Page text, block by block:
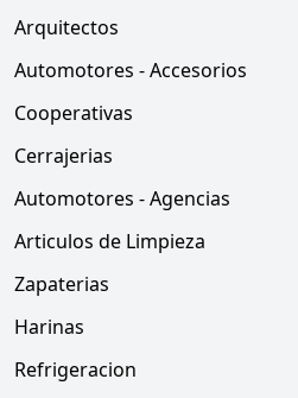
Arquitectos
Automotores - Accesorios
Cooperativas
Cerrajerias
Automotores - Agencias
Articulos de Limpieza
Zapaterias
Harinas
Refrigeracion